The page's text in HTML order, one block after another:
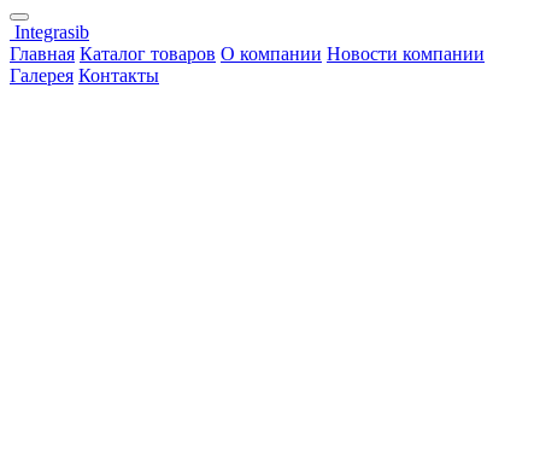
Integrasib
Главная Каталог товаров О компании Новости компании
Галерея Контакты